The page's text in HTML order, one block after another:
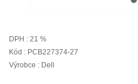
DPH : 21 %
Kód : PCB227374-27
Výrobce : Dell